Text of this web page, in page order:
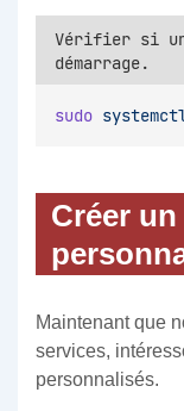
Vérifier si
démarrage.
sudo
Créer
Maintenant que
services,
personnalisés.